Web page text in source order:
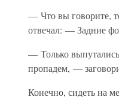
— Что вы говорите,
отвечал: — Задние
— Только
пропадем, —
Конечно, сидеть на